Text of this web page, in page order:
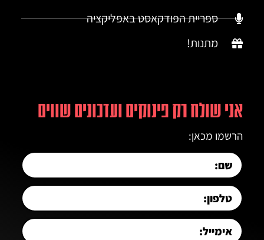
ספריית הפודקאסט באפליקציה
מתנות!
אני שולח רק פינוקים ועדכונים שווים
הרשמו מכאן: